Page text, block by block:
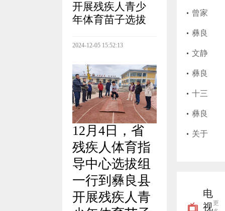
开展残疾人青少
年体育苗子选拔
2024-12-05 15:52:13
12月4日，省
残疾人体育指
导中心选拔组
一行到彝良县
开展残疾人青
5年1
月开
始，
彝良
县实
行高
龄津
曾家
富医
师执
业证
书遗
失作
废声
彝良
县202
5年上
半年
征兵
公告
文静
莲护
士执
业证
书遗
​彝良
县艺
思美
发店
证过
十三
届彝
良县
巡察
彝良
县粮
备有
关于
领域电
视更